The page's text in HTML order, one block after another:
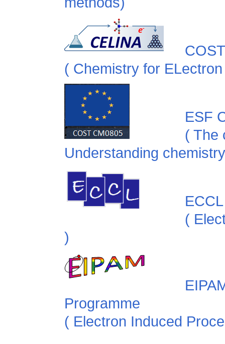
( Chemistry for
ESF
( The
Understanding
(
)
Programme
( Electron Induced